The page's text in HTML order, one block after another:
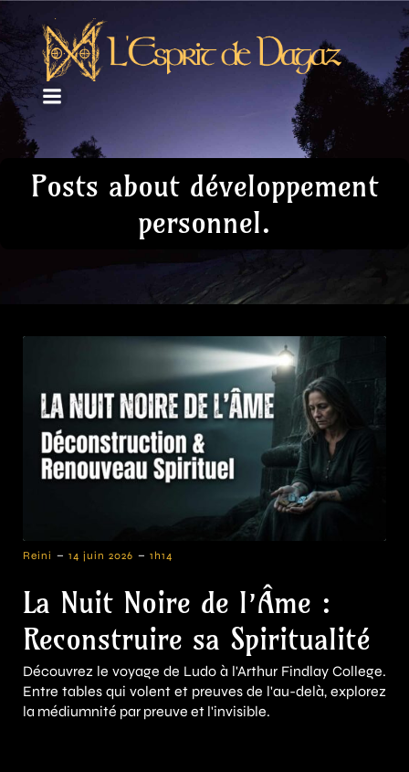
Posts about développement
personnel.
Reini - 14 juin 2026 - 1h14
La Nuit Noire de l’Âme :
Reconstruire sa Spiritualité
Découvrez le voyage de Ludo à l'Arthur Findlay College.
Entre tables qui volent et preuves de l'au-delà, explorez
la médiumnité par preuve et l'invisible.